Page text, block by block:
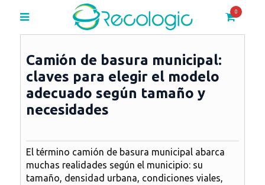
0
Camión de basura municipal:
claves para elegir el modelo
adecuado según tamaño y
necesidades
El término camión de basura municipalabarca
muchas realidades según el municipio: su
tamaño, densidad urbana, condiciones viales,